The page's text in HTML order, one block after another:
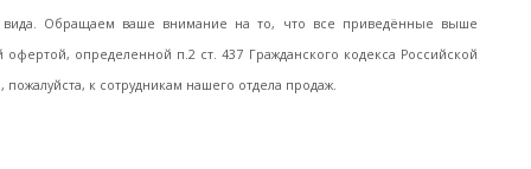
вида. Обращаем ваше внимание на то, что все приведённые выше
определенной п.2 ст. 437 Гражданского кодекса Российской
к сотрудникам нашего отдела продаж.